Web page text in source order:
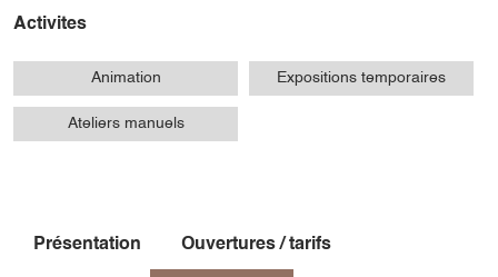
Activites
Animation Expositions temporaires
Ateliers manuels
Présentation Ouvertures / tarifs